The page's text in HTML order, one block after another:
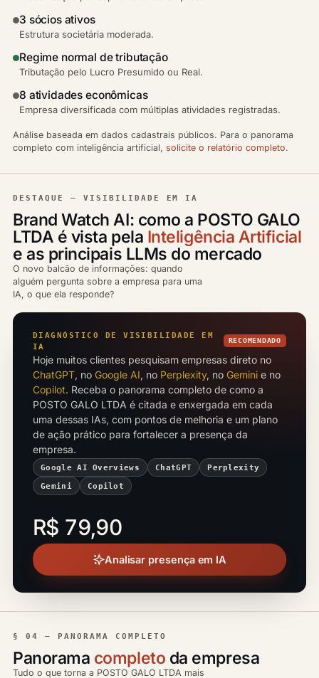
3 sócios ativos
Estrutura societária moderada.
Regime normal de tributação
Tributação pelo Lucro Presumido ou Real.
8 atividades econômicas
Empresa diversificada com múltiplas atividades registradas.
Análise baseada em dados cadastrais públicos. Para o panorama
completo com inteligência artificial, solicite o relatório completo.
DESTAQUE — VISIBILIDADE EM IA
Brand Watch AI: como a POSTO GALO
LTDA é vista pela Inteligência Artificial
e as principais LLMs do mercado
O novo balcão de informações: quando
alguém pergunta sobre a empresa para uma
IA, o que ela responde?
DIAGNÓSTICO DE VISIBILIDADE EM
IA
RECOMENDADO
Hoje muitos clientes pesquisam empresas direto no
ChatGPT, no Google AI, no Perplexity, no Gemini e no
Copilot. Receba o panorama completo de como a
POSTO GALO LTDA é citada e enxergada em cada
uma dessas IAs, com pontos de melhoria e um plano
de ação prático para fortalecer a presença da
empresa.
Google AI Overviews ChatGPT Perplexity
Gemini Copilot
R$ 79,90
Analisar presença em IA
§ 04 — PANORAMA COMPLETO
Panorama completo da empresa
Tudo o que torna a POSTO GALO LTDA mais